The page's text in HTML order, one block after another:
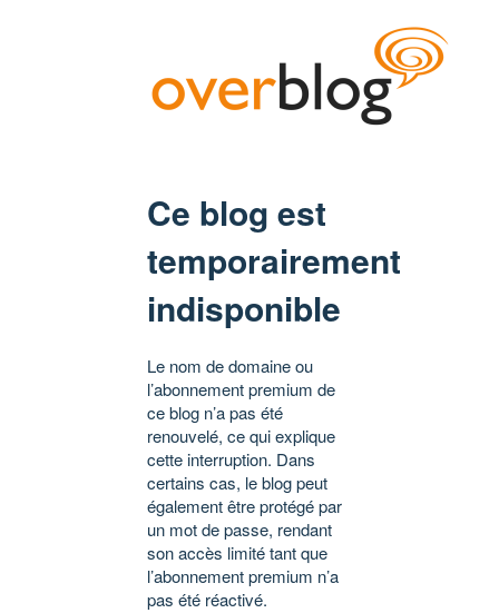
Ce blog est
temporairement
indisponible
Le nom de domaine ou
l’abonnement premium de
ce blog n’a pas été
renouvelé, ce qui explique
cette interruption. Dans
certains cas, le blog peut
également être protégé par
un mot de passe, rendant
son accès limité tant que
l’abonnement premium n’a
pas été réactivé.